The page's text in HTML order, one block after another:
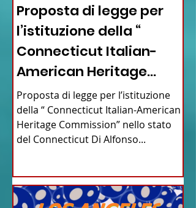
Proposta di legge per
l’istituzione della “
Connecticut Italian-
American Heritage
Commission” nello stato
del Connecticut
Proposta di legge per l’istituzione
della “ Connecticut Italian-American
Heritage Commission” nello stato
del Connecticut Di Alfonso...